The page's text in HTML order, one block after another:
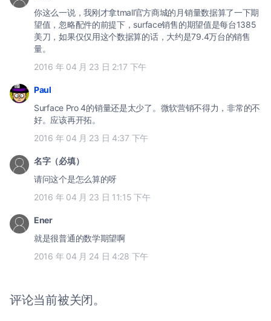
你这么一说，我刚才拿tmall官方商城的月销量数据算了一下期
望值，忽略配件的前提下，surface销售的期望值是每台1385
美刀，如果仅仅用这个数据算的话，大约是79.4万台的销售
量。
2016 年 04 月 23 日 2:17 下午
Paul
Surface Pro 4的销量还是太少了。微软营销不得力，非常的不
好。应该再开拓。
2016 年 04 月 23 日 4:37 下午
名字（必填）
请问这个是怎么算的呀
2016 年 04 月 23 日 11:15 下午
Ener
就是很普通的数学期望啊
2016 年 04 月 24 日 4:28 下午
评论当前被关闭。